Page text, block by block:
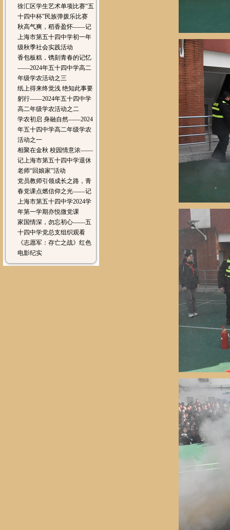
徐汇区学生艺术单项比赛“五
十四中杯”民族弹拨乐比赛
秋高气爽，稻香盈怀——记
上海市第五十四中学初一年
级秋季社会实践活动
香包板糕，镌刻青春的记忆
——2024年五十四中学高二
年级学农活动之三
纸上得来终觉浅 绝知此事要
躬行——2024年五十四中学
高二年级学农活动之二
学农初启 身融自然——2024
年五十四中学高二年级学农
活动之一
相聚在金秋 校园情意浓——
记上海市第五十四中学退休
老师“回娘家”活动
党员教师引领成长之路，青
春党课点燃信仰之光——记
上海市第五十四中学2024学
年第一学期亦悦微党课
家国情深，勿忘初心——五
十四中学党总支组织观看
《志愿军：存亡之战》红色
电影纪实